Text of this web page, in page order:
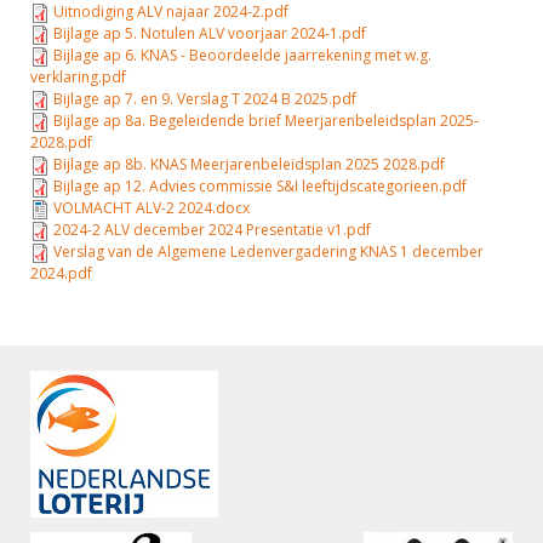
Alle Verenigingen
Nieuws
Verenigingsondersteuning
Witte Vlekkenplan
Oprichting Vereniging
Overschrijven leden
Wedstrijdorganisatie
Nieuws
Aanvragen van scheidsrechters
Scheidsrechterslijst
Import inschrijvingen uit Nahouw
Verwerk wedstrijduitslagen
Geschiedenis van het schermen
Opleidingen
Tuchtzaken
Archief
Infotheek
Bibliotheek
ALV
Uitnodiging ALV najaar 2024-2.pdf
Bijlage ap 5. Notulen ALV voorjaar 2024-1.pdf
Bijlage ap 6. KNAS - Beoordeelde jaarrekening met w.g.
verklaring.pdf
Bijlage ap 7. en 9. Verslag T 2024 B 2025.pdf
Bijlage ap 8a. Begeleidende brief Meerjarenbeleidsplan 2025-
2028.pdf
Bijlage ap 8b. KNAS Meerjarenbeleidsplan 2025 2028.pdf
Bijlage ap 12. Advies commissie S&I leeftijdscategorieen.pdf
VOLMACHT ALV-2 2024.docx
2024-2 ALV december 2024 Presentatie v1.pdf
Verslag van de Algemene Ledenvergadering KNAS 1 december
2024.pdf